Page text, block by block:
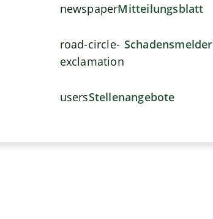
newspaperMitteilungsblatt
road-circle-
exclamation
Schadensmelder
usersStellenangebote